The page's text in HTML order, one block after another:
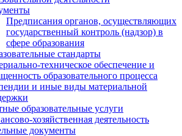
Предписания органов, осуществляющих
государственный контроль (надзор) в
сфере образования
стандарты
техническое обеспечение и
образовательного процесса
и иные виды материальной
образовательные услуги
хозяйственная деятельность
документы